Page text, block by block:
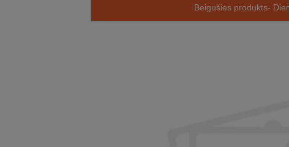
Beigušies produkts-